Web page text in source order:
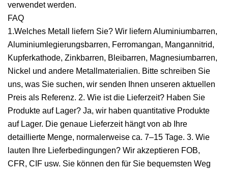
verwendet werden.
FAQ
1.Welches Metall liefern Sie? Wir liefern Aluminiumbarren,
Aluminiumlegierungsbarren, Ferromangan, Mangannitrid,
Kupferkathode, Zinkbarren, Bleibarren, Magnesiumbarren,
Nickel und andere Metallmaterialien. Bitte schreiben Sie
uns, was Sie suchen, wir senden Ihnen unseren aktuellen
Preis als Referenz. 2. Wie ist die Lieferzeit? Haben Sie
Produkte auf Lager? Ja, wir haben quantitative Produkte
auf Lager. Die genaue Lieferzeit hängt von ab Ihre
detaillierte Menge, normalerweise ca. 7–15 Tage. 3. Wie
lauten Ihre Lieferbedingungen? Wir akzeptieren FOB,
CFR, CIF usw. Sie können den für Sie bequemsten Weg